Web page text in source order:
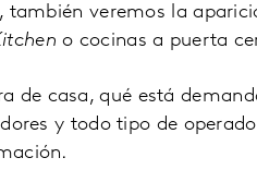
también veremos la
o cocinas a puerta
de casa, qué está
y todo tipo de